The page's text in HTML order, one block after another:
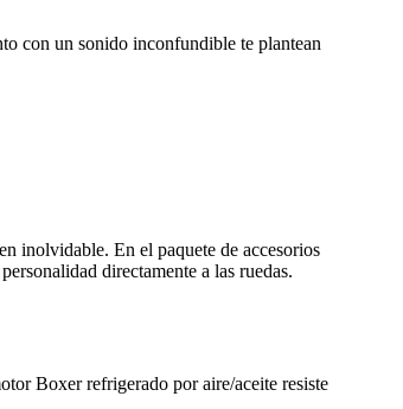
con un sonido inconfundible te plantean
inolvidable. En el paquete de accesorios
directamente a las ruedas.
Boxer refrigerado por aire/aceite resiste